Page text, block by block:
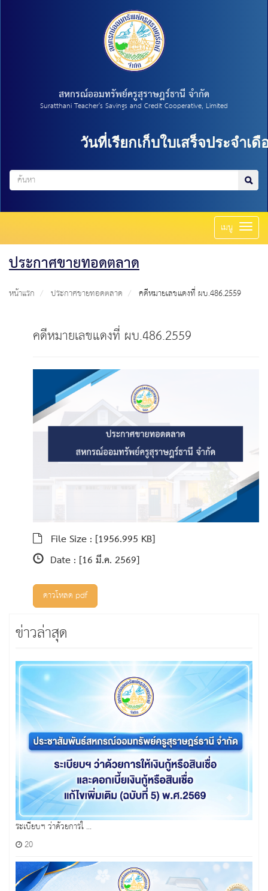
สหกรณ์ออมทรัพย์ครูสุราษฎร์ธานี จำกัด
Suratthani Teacher's Savings and Credit Cooperative, Limited
วันที่เรียกเก็บใบเสร็จประจำเดือ
เมนู Toggle
ประกาศขายทอดตลาด
หน้าแรก ประกาศขายทอดตลาด คดีหมายเลขแดงที่ ผบ.486.2559
คดีหมายเลขแดงที่ ผบ.486.2559
File Size : [1956.995 KB]
Date : [16 มี.ค. 2569]
ดาวโหลด pdf
ข่าวล่าสุด
ระเบียบฯ ว่าด้วยการใ ...
20